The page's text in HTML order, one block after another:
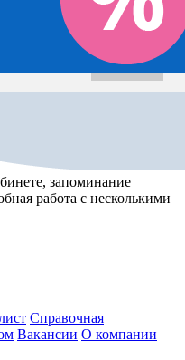
запоминание
работа с несколькими
Справочная
Вакансии О компании